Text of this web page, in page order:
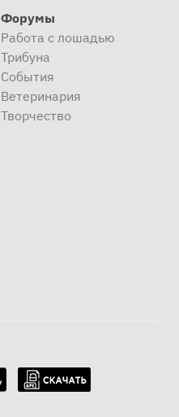
Форумы
Работа с лошадью
Трибуна
События
Ветеринария
Творчество